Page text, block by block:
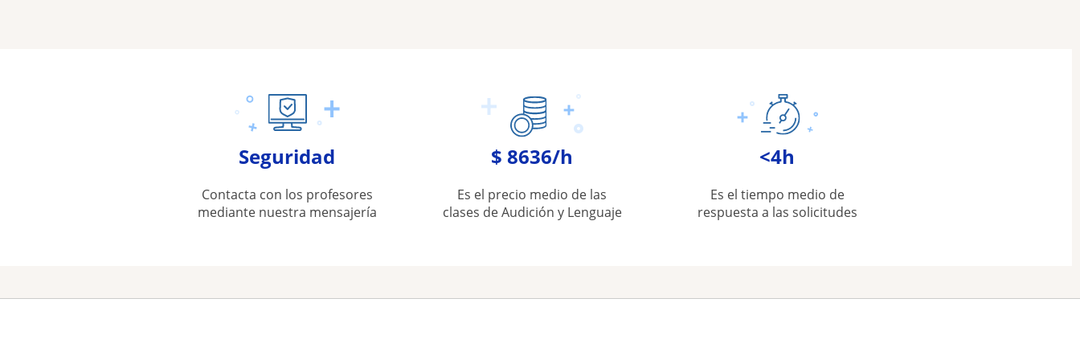
Seguridad
Contacta con los profesores
mediante nuestra mensajería
$ 8636/h
Es el precio medio de las
clases de Audición y Lenguaje
<4h
Es el tiempo medio de
respuesta a las solicitudes